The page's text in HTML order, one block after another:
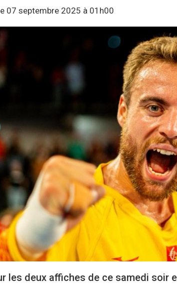
07 septembre 2025 à 01h00
les deux affiches de ce samedi soir